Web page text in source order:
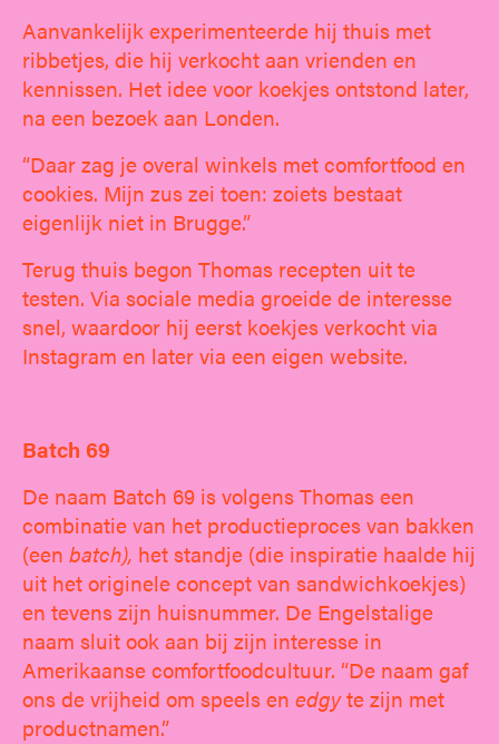
Aanvankelijk experimenteerde hij thuis met
ribbetjes, die hij verkocht aan vrienden en
kennissen. Het idee voor koekjes ontstond later,
na een bezoek aan Londen.
“Daar zag je overal winkels met comfortfood en
cookies. Mijn zus zei toen: zoiets bestaat
eigenlijk niet in Brugge.”
Terug thuis begon Thomas recepten uit te
testen. Via sociale media groeide de interesse
snel, waardoor hij eerst koekjes verkocht via
Instagram en later via een eigen website.
Batch 69
De naam Batch 69 is volgens Thomas een
combinatie van het productieproces van bakken
(een batch), het standje (die inspiratie haalde hij
uit het originele concept van sandwichkoekjes)
en tevens zijn huisnummer. De Engelstalige
naam sluit ook aan bij zijn interesse in
Amerikaanse comfortfoodcultuur. “De naam gaf
ons de vrijheid om speels en edgyte zijn met
productnamen.”